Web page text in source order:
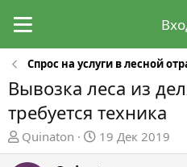
Спрос на услуги в лесной
Вывозка леса из
требуется техника
А
в
Quinaton
Д
а
19 Дек 2019